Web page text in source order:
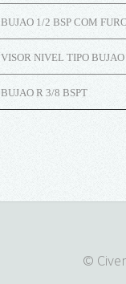
BUJAO 1/2 BSP COM
VISOR NIVEL TIPO
BUJAO R 3/8 BSPT
©